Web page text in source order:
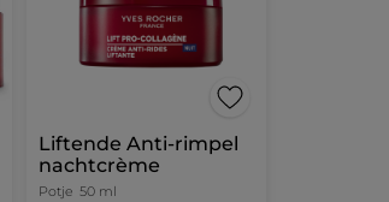
Liftende Anti-rimpel
nachtcrème
Potje 50 ml